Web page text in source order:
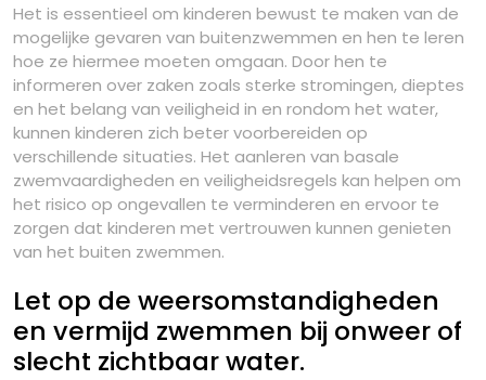
Het is essentieel om kinderen bewust te maken van de
mogelijke gevaren van buitenzwemmen en hen te leren
hoe ze hiermee moeten omgaan. Door hen te
informeren over zaken zoals sterke stromingen, dieptes
en het belang van veiligheid in en rondom het water,
kunnen kinderen zich beter voorbereiden op
verschillende situaties. Het aanleren van basale
zwemvaardigheden en veiligheidsregels kan helpen om
het risico op ongevallen te verminderen en ervoor te
zorgen dat kinderen met vertrouwen kunnen genieten
van het buiten zwemmen.
Let op de weersomstandigheden
en vermijd zwemmen bij onweer of
slecht zichtbaar water.